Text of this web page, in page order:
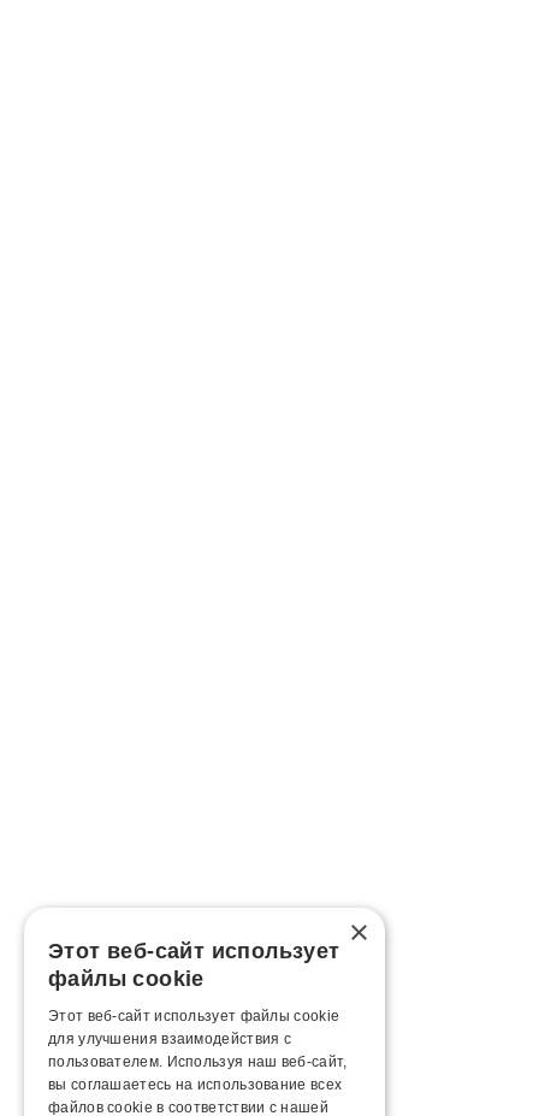
×
Этот веб-сайт использует
файлы cookie
Этот веб-сайт использует файлы cookie
для улучшения взаимодействия с
пользователем. Используя наш веб-сайт,
вы соглашаетесь на использование всех
файлов cookie в соответствии с нашей